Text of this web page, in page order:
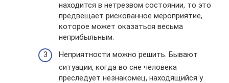
находится в нетрезвом состоянии, то это
предвещает рискованное мероприятие,
которое может оказаться весьма
неприбыльным.
Неприятности можно решить. Бывают
ситуации, когда во сне человека
преследует незнакомец, находящийся у